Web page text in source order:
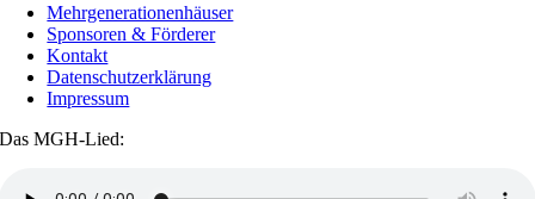
Mehrgenerationenhäuser
Sponsoren & Förderer
Kontakt
Datenschutzerklärung
Impressum
Das MGH-Lied: